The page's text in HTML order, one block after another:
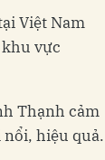
Việt Nam
vực
Thạnh cảm
nổi, hiệu quả.